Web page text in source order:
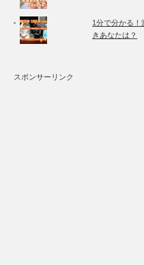
1分で分かる
きあなたは？
スポンサーリンク